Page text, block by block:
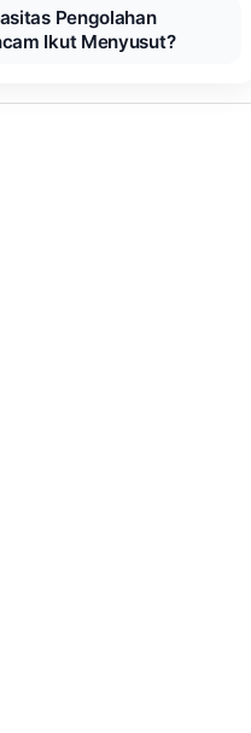
Pengolahan
Ikut Menyusut?